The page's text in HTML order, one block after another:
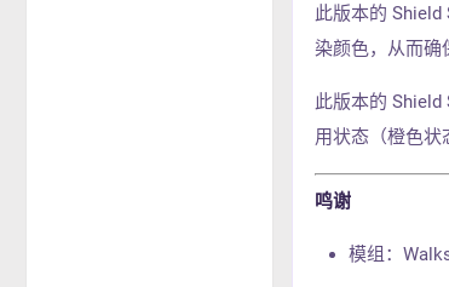
此版本的
染颜色，从而确
此版本的
用状态（橙色状
鸣谢
模组：